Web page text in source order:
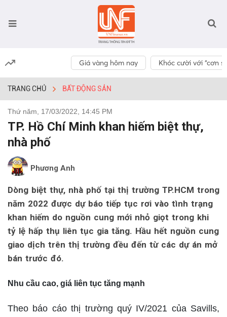
Giá vàng hôm nay Khóc cười với “cơn
TRANG CHỦ BẤT ĐỘNG SẢN
Thứ năm, 17/03/2022, 14:45 PM
TP. Hồ Chí Minh khan hiếm biệt thự,
nhà phố
Phương Anh
Dòng biệt thự, nhà phố tại thị trường TP.HCM trong
năm 2022 được dự báo tiếp tục rơi vào tình trạng
khan hiếm do nguồn cung mới nhỏ giọt trong khi
tỷ lệ hấp thụ liên tục gia tăng. Hầu hết nguồn cung
giao dịch trên thị trường đều đến từ các dự án mở
bán trước đó.
Nhu cầu cao, giá liên tục tăng mạnh
Theo báo cáo thị trường quý IV/2021 của Savills,